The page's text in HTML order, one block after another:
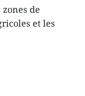
de
et les